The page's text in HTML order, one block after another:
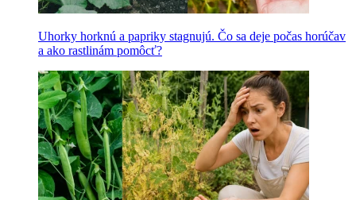
Uhorky horknú a papriky stagnujú. Čo sa deje počas horúčav
a ako rastlinám pomôcť?